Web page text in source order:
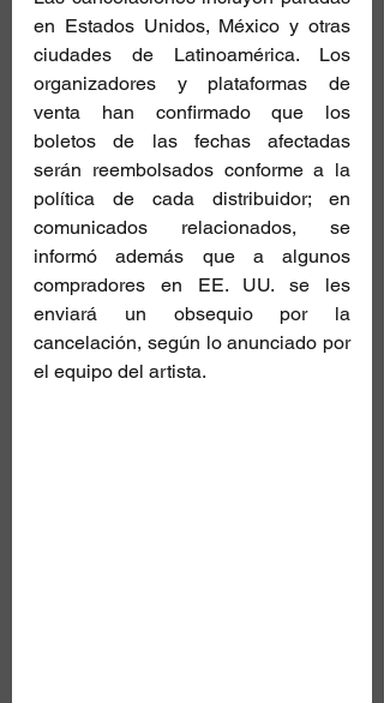
en Estados Unidos, México y otras
ciudades de Latinoamérica. Los
organizadores y plataformas de
venta han confirmado que los
boletos de las fechas afectadas
serán reembolsados conforme a la
política de cada distribuidor; en
comunicados relacionados, se
informó además que a algunos
compradores en EE. UU. se les
enviará un obsequio por la
cancelación, según lo anunciado por
el equipo del artista.